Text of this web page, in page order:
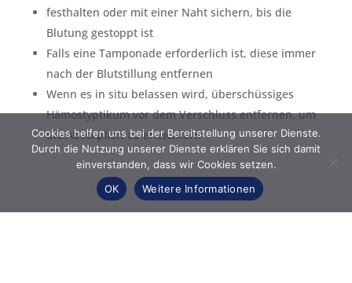
festhalten oder mit einer Naht sichern, bis die
Blutung gestoppt ist
Falls eine Tamponade erforderlich ist, diese immer
nach der Blutstillung entfernen
Wenn es in situ belassen wird, überschüssiges
Hämostyptikum vor dem Verschluss entfernen, um
die Absorption zu erleichtern
Cookies helfen uns bei der Bereitstellung unserer Dienste.
Durch die Nutzung unserer Dienste erklären Sie sich damit
einverstanden, dass wir Cookies setzen.
OK
Weitere Informationen